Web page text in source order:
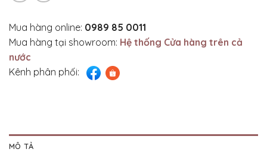
Mua hàng online: 0989 85 0011
Mua hàng tại showroom: Hệ thống Cửa hàng trên cả
nước
Kênh phân phối:
MÔ TẢ